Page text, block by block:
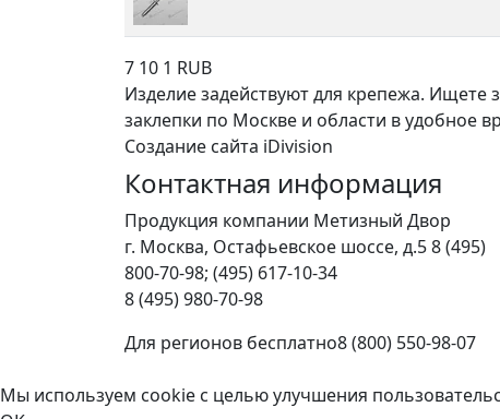
7 10 1 RUB
Изделие задействуют для крепежа.
заклепки по Москве и области в удобное
Создание сайта iDivision
Контактная информация
Продукция компании Метизный Двор
г. Москва, Остафьевское шоссе, д.58 (495)
800-70-98; (495) 617-10-34
8 (495) 980-70-98
Для регионов бесплатно8 (800) 550-98-07
Мы используем cookie с целью улучшения